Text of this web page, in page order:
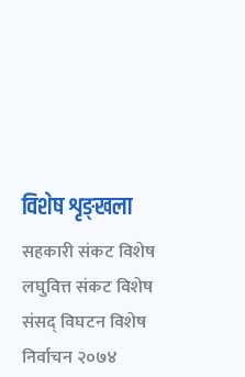
विशेष शृङ्खला
सहकारी संकट विशेष
लघुवित्त संकट विशेष
संसद् विघटन विशेष
निर्वाचन २०७४